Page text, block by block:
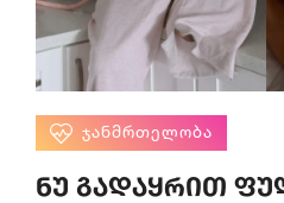
ᲯᲐᲜᲛᲠᲗᲔᲚᲝᲑᲐ
ნუ გადაყრით